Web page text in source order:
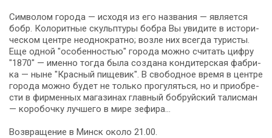
Символом го­ро­да — исходя из его названия — яв­ля­ет­ся
бобр. Колоритные скульптуры бобра Вы уви­ди­те в ис­то­ри­
че­ском цен­тре неоднократно; воз­ле них все­гда ту­ри­сты.
Еще одной "осо­бен­но­стью" го­ро­да мож­но счи­тать циф­ру
"1870" — имен­но тогда бы­ла со­зда­на кон­ди­тер­ская фаб­ри­
ка — ны­не "Крас­ный пи­ще­вик". В свободное вре­мя в цен­тре
го­ро­да мож­но бу­дет не толь­ко про­гу­лять­ся, но и при­об­ре­
сти в фир­мен­ных ма­га­зи­нах глав­ный боб­руй­ский та­лис­ман
— ко­ро­боч­ку луч­ше­го в ми­ре зефира…
Возвращение в Минск около 21.00.